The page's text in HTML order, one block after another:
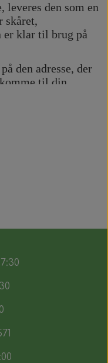
leveres den som en
skåret,
er klar til brug på
den adresse, der
til din
adresse efter
(immobilizer).
måde som den